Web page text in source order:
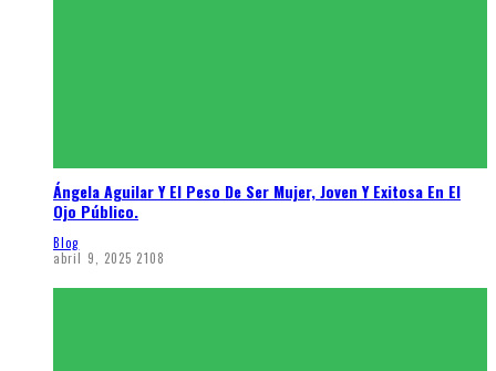
Ángela Aguilar Y El Peso De Ser Mujer, Joven Y Exitosa En El
Ojo Público.
Blog
abril 9, 2025 2108